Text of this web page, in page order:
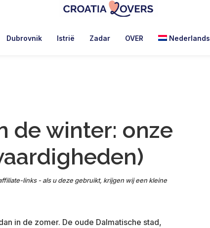
réveiller
blog
de
Claire
et
Manu
Dubrovnik Istrië Zadar OVER Nederlands
de winter: onze
links - als u deze gebruikt, krijgen wij een kleine
in de zomer. De oude Dalmatische stad,